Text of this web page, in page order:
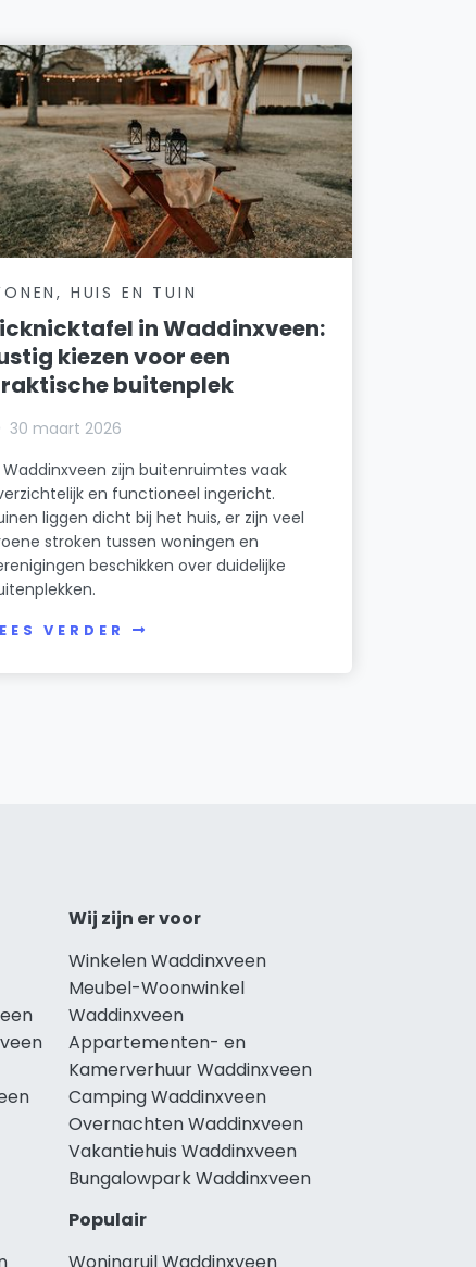
HUIS EN TUIN
in Waddinxveen:
kiezen voor een
buitenplek
30 maart 2026
Waddinxveen zijn buitenruimtes vaak
en functioneel ingericht.
liggen dicht bij het huis, er zijn veel
stroken tussen woningen en
beschikken over duidelijke
VERDER
Wij zijn er voor
Winkelen Waddinxveen
Meubel-Woonwinkel
Waddinxveen
Appartementen- en
Kamerverhuur Waddinxveen
Camping Waddinxveen
Overnachten Waddinxveen
Vakantiehuis Waddinxveen
Bungalowpark Waddinxveen
Populair